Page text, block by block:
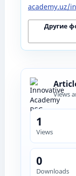
academy.uz/
Другие
Views
1
Views
0
Downloads